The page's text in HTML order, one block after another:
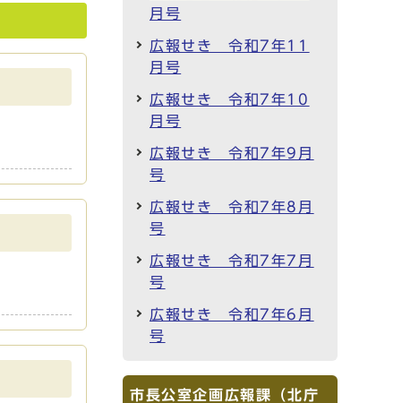
月号
広報せき 令和7年11
月号
広報せき 令和7年10
月号
広報せき 令和7年9月
号
広報せき 令和7年8月
号
広報せき 令和7年7月
号
広報せき 令和7年6月
号
市長公室企画広報課（北庁